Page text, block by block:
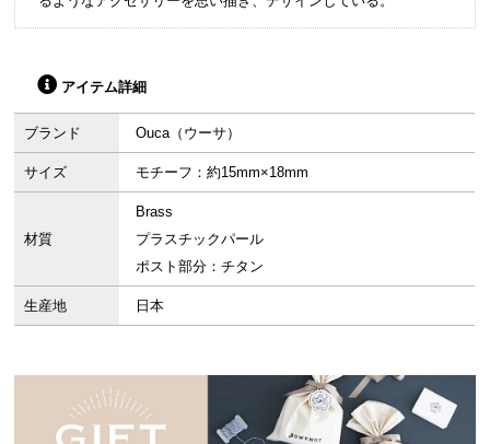
アイテム詳細
ブランド Ouca（ウーサ）
サイズ モチーフ：約15mm×18mm
材質
Brass
プラスチックパール
ポスト部分：チタン
生産地 日本